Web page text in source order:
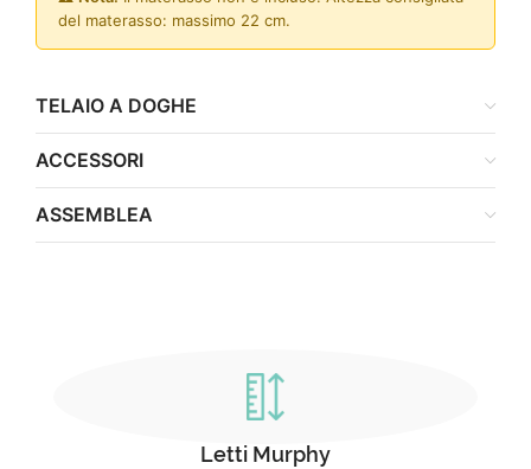
del materasso: massimo 22 cm.
TELAIO A DOGHE
ACCESSORI
ASSEMBLEA
Letti Murphy